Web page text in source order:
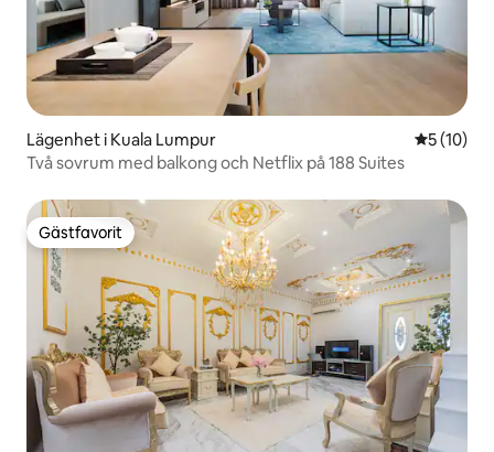
Lägenhet i Kuala Lumpur 5 av 5 i
5 (10)
Två sovrum med balkong och Netflix på 188 Suites
Gästfavorit
Gästfavorit